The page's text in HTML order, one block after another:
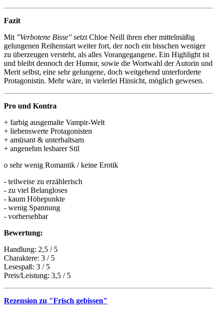
Fazit
Mit "Verbotene Bisse" setzt Chloe Neill ihren eher mittelmäßig
gelungenen Reihenstart weiter fort, der noch ein bisschen weniger
zu überzeugen versteht, als alles Vorangegangene. Ein Highlight ist
und bleibt dennoch der Humor, sowie die Wortwahl der Autorin und
Merit selbst, eine sehr gelungene, doch weitgehend unterforderte
Protagonistin. Mehr wäre, in vielerlei Hinsicht, möglich gewesen.
Pro und Kontra
+ farbig ausgemalte Vampir-Welt
+ liebenswerte Protagonisten
+ amüsant & unterhaltsam
+ angenehm lesbarer Stil
o sehr wenig Romantik / keine Erotik
- teilweise zu erzählerisch
- zu viel Belangloses
- kaum Höhepunkte
- wenig Spannung
- vorhersehbar
Bewertung:
Handlung: 2,5 / 5
Charaktere: 3 / 5
Lesespaß: 3 / 5
Preis/Leistung: 3,5 / 5
Rezension zu "Frisch gebissen"